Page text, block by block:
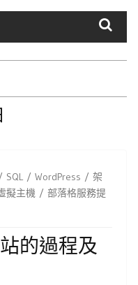
SQL WordPress
架
擬主機
部落格服務提
的過程及